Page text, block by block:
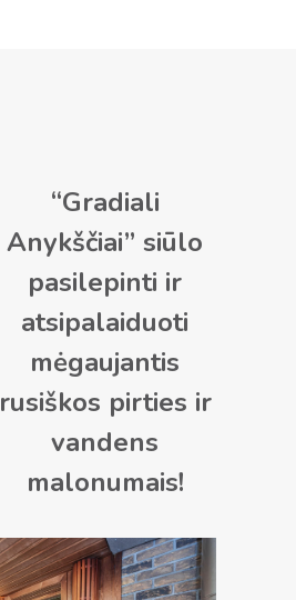
“Gradiali
Anykščiai” siūlo
pasilepinti ir
atsipalaiduoti
mėgaujantis
rusiškos pirties ir
vandens
malonumais!